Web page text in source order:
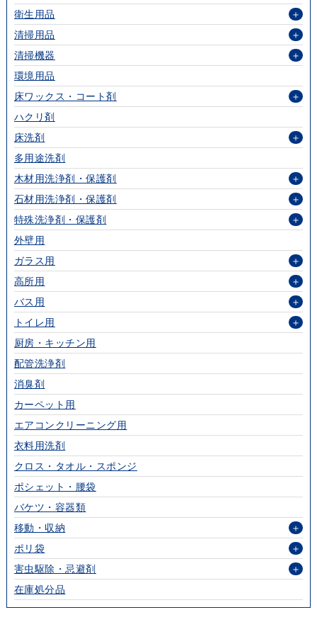
衛生用品
＋
清掃用品
＋
清掃機器
＋
環境用品
床ワックス・コート剤
＋
ハクリ剤
床洗剤
＋
多用途洗剤
木材用洗浄剤・保護剤
＋
石材用洗浄剤・保護剤
＋
特殊洗浄剤・保護剤
＋
外壁用
ガラス用
＋
高所用
＋
バス用
＋
トイレ用
＋
厨房・キッチン用
配管洗浄剤
消臭剤
カーペット用
エアコンクリーニング用
衣料用洗剤
クロス・タオル・スポンジ
ポシェット・腰袋
バケツ・容器類
移動・収納
＋
ポリ袋
＋
害虫駆除・忌避剤
＋
在庫処分品